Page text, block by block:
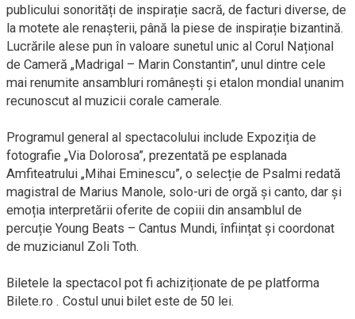
publicului sonorități de inspirație sacră, de facturi diverse, de
la motete ale renașterii, până la piese de inspirație bizantină.
Lucrările alese pun în valoare sunetul unic al Corul Național
de Cameră „Madrigal – Marin Constantin”, unul dintre cele
mai renumite ansambluri românești și etalon mondial unanim
recunoscut al muzicii corale camerale.
Programul general al spectacolului include Expoziția de
fotografie „Via Dolorosa”, prezentată pe esplanada
Amfiteatrului „Mihai Eminescu”, o selecție de Psalmi redată
magistral de Marius Manole, solo-uri de orgă și canto, dar și
emoția interpretării oferite de copiii din ansamblul de
percuție Young Beats – Cantus Mundi, înființat și coordonat
de muzicianul Zoli Toth.
Biletele la spectacol pot fi achiziționate de pe platforma
Bilete.ro . Costul unui bilet este de 50 lei.